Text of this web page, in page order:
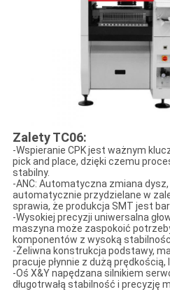
Zalety TC06:
-Wspieranie CPK jest ważnym
pick and place, dzięki czemu
stabilny.
-ANC: Automatyczna zmiana
automatycznie przydzielane w
sprawia, że produkcja SMT jest
-Wysokiej precyzji uniwersalna
maszyna może zaspokoić
komponentów z wysoką
-Żeliwna konstrukcja podstawy,
pracuje płynnie z dużą prędkością,
-Oś X&Y napędzana silnikiem
długotrwałą stabilność i precyzję